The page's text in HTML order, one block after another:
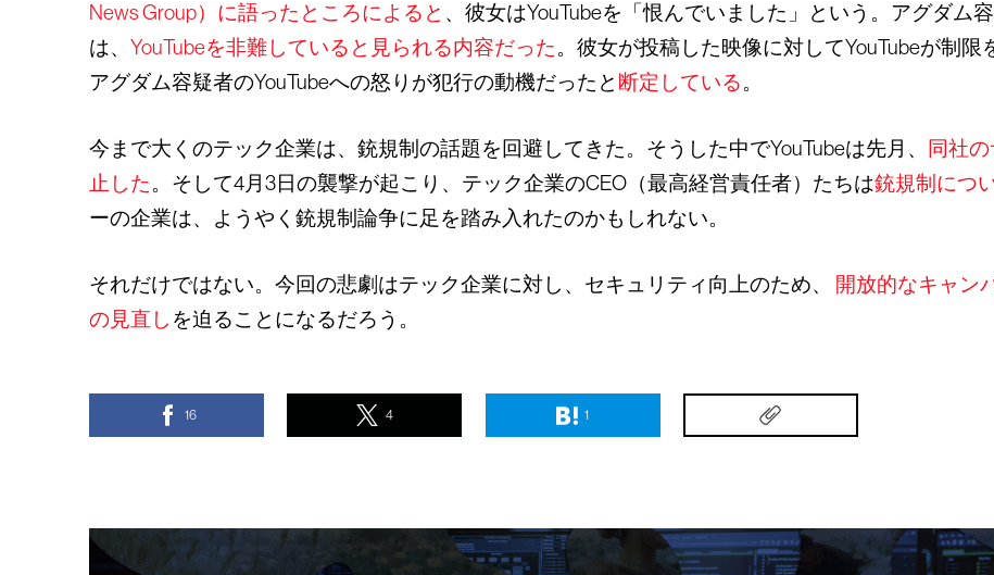
News Group）に語ったところによると 、彼女はYouTubeを「恨んでいました」という。アグダム
は、 YouTubeを非難していると見られる内容だった。彼女が投稿した映像に対してYouTubeが制限
アグダム容疑者のYouTubeへの怒りが犯行の動機だったと 断定している。
今まで大くのテック企業は、銃規制の話題を回避してきた。そうした中でYouTubeは先月、 同社
止した。そして4月3日の襲撃が起こり、テック企業のCEO（最高経営責任者）たちは銃規制につ
ーの企業は、ようやく銃規制論争に足を踏み入れたのかもしれない。
それだけではない。今回の悲劇はテック企業に対し、セキュリティ向上のため、 開放的なキャン
の見直し を迫ることになるだろう。
16 4 1